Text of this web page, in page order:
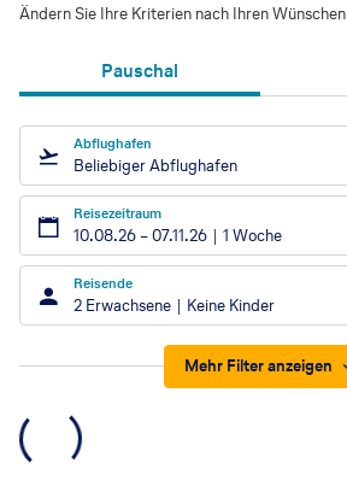
Ändern Sie Ihre Kriterien nach Ihren Wünschen
Pauschal
Abflughafen
Beliebiger Abflughafen
Reisezeitraum
10.08.26 –07.11.26 1 Woche
Reisende
2 Erwachsene Keine Kinder
Mehr Filter anzeigen